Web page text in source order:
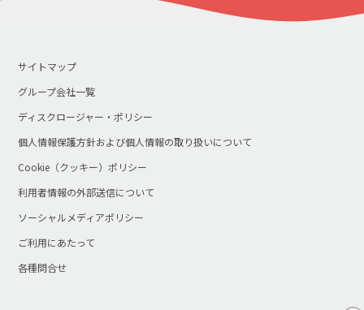
サイトマップ
グループ会社一覧
ディスクロージャー・ポリシー
個人情報保護方針および個人情報の取り扱いについて
Cookie（クッキー）ポリシー
利用者情報の外部送信について
ソーシャルメディアポリシー
ご利用にあたって
各種問合せ